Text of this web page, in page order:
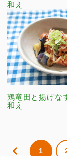
和え
鶏竜田と揚げな
和え
1